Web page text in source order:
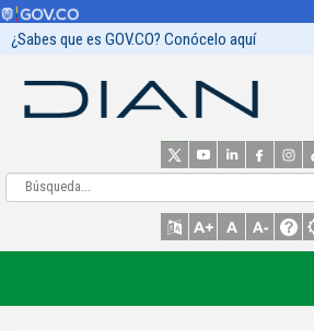
¿Sabes que es GOV.CO? Conócelo aquí